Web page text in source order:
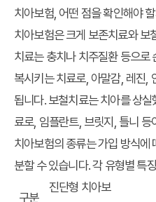
치아보험, 어떤 점을 확인해야
치아보험은 크게 보존치료와 보
치료는 충치나 치주질환 등으로
복시키는 치료로, 아말감, 레진,
됩니다. 보철치료는 치아를 상
료로, 임플란트, 브릿지, 틀니 등
치아보험의 종류는 가입 방식에
분할 수 있습니다. 각 유형별 특
구분
진단형 치아보